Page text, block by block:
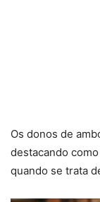
Os donos de
destacando
quando se trata